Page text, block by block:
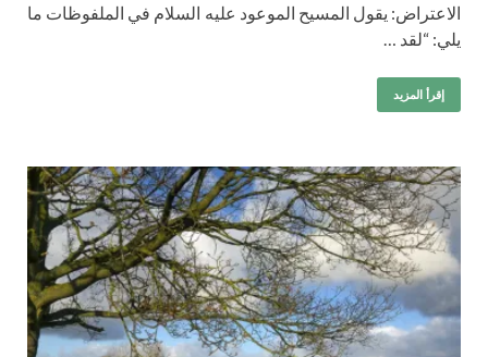
الاعتراض: يقول المسيح الموعود عليه السلام في الملفوظات ما
يلي: “لقد …
إقرأ المزيد